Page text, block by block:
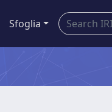
Sfoglia